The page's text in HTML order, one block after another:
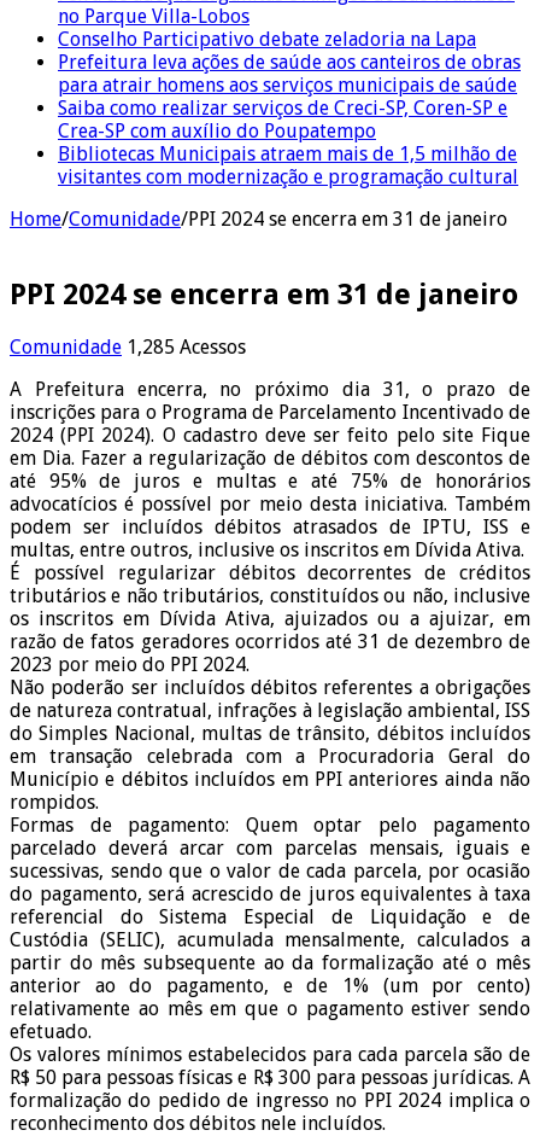
no Parque Villa-Lobos
Conselho Participativo debate zeladoria na Lapa
Prefeitura leva ações de saúde aos canteiros de obras
para atrair homens aos serviços municipais de saúde
Saiba como realizar serviços de Creci-SP, Coren-SP e
Crea-SP com auxílio do Poupatempo
Bibliotecas Municipais atraem mais de 1,5 milhão de
visitantes com modernização e programação cultural
Home/Comunidade/PPI 2024 se encerra em 31 de janeiro
PPI 2024 se encerra em 31 de janeiro
Comunidade 1,285 Acessos
A Prefeitura encerra, no próximo dia 31, o prazo de
inscrições para o Programa de Parcelamento Incentivado de
2024 (PPI 2024). O cadastro deve ser feito pelo site Fique
em Dia. Fazer a regularização de débitos com descontos de
até 95% de juros e multas e até 75% de honorários
advocatícios é possível por meio desta iniciativa. Também
podem ser incluídos débitos atrasados de IPTU, ISS e
multas, entre outros, inclusive os inscritos em Dívida Ativa.
É possível regularizar débitos decorrentes de créditos
tributários e não tributários, constituídos ou não, inclusive
os inscritos em Dívida Ativa, ajuizados ou a ajuizar, em
razão de fatos geradores ocorridos até 31 de dezembro de
2023 por meio do PPI 2024.
Não poderão ser incluídos débitos referentes a obrigações
de natureza contratual, infrações à legislação ambiental, ISS
do Simples Nacional, multas de trânsito, débitos incluídos
em transação celebrada com a Procuradoria Geral do
Município e débitos incluídos em PPI anteriores ainda não
rompidos.
Formas de pagamento: Quem optar pelo pagamento
parcelado deverá arcar com parcelas mensais, iguais e
sucessivas, sendo que o valor de cada parcela, por ocasião
do pagamento, será acrescido de juros equivalentes à taxa
referencial do Sistema Especial de Liquidação e de
Custódia (SELIC), acumulada mensalmente, calculados a
partir do mês subsequente ao da formalização até o mês
anterior ao do pagamento, e de 1% (um por cento)
relativamente ao mês em que o pagamento estiver sendo
efetuado.
Os valores mínimos estabelecidos para cada parcela são de
R$ 50 para pessoas físicas e R$ 300 para pessoas jurídicas. A
formalização do pedido de ingresso no PPI 2024 implica o
reconhecimento dos débitos nele incluídos.